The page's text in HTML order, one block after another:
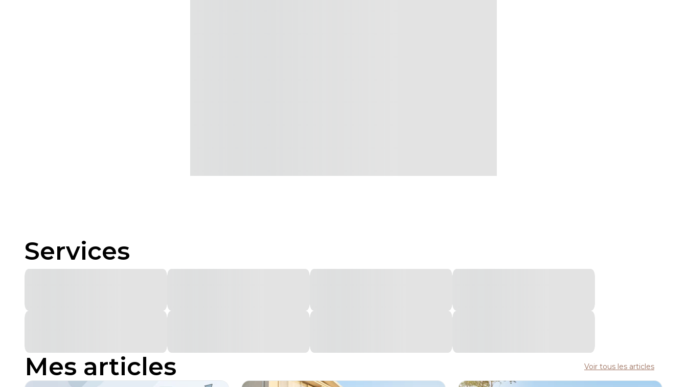
Services
Mes articles Voir tous les articles